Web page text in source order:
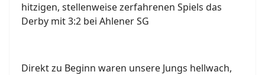
hitzigen, stellenweise zerfahrenen Spiels das
Derby mit 3:2 bei Ahlener SG
Direkt zu Beginn waren unsere Jungs hellwach,